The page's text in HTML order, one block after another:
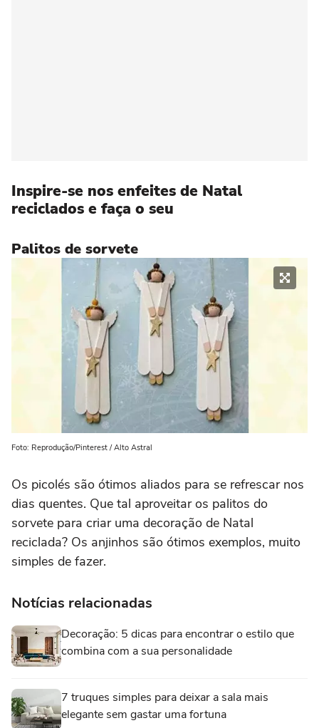
Inspire-se nos enfeites de Natal
reciclados e faça o seu
Palitos de sorvete
Foto: Reprodução/Pinterest / Alto Astral
Os picolés são ótimos aliados para se refrescar nos
dias quentes. Que tal aproveitar os palitos do
sorvete para criar uma decoração de Natal
reciclada? Os anjinhos são ótimos exemplos, muito
simples de fazer.
Notícias relacionadas
Decoração: 5 dicas para encontrar o estilo que
combina com a sua personalidade
7 truques simples para deixar a sala mais
elegante sem gastar uma fortuna